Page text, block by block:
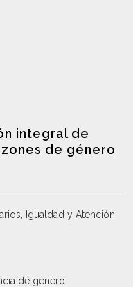
integral de
de género
Igualdad y Atención
de género